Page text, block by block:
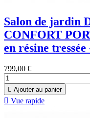
Salon de jardin
CONFORT
en résine
799,00 €
 Ajouter au panier
 Vue rapide